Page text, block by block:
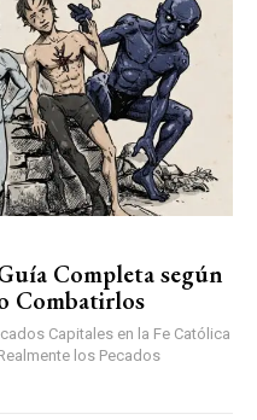
Completa según
Combatirlos
Capitales en la Fe Católica
los Pecados